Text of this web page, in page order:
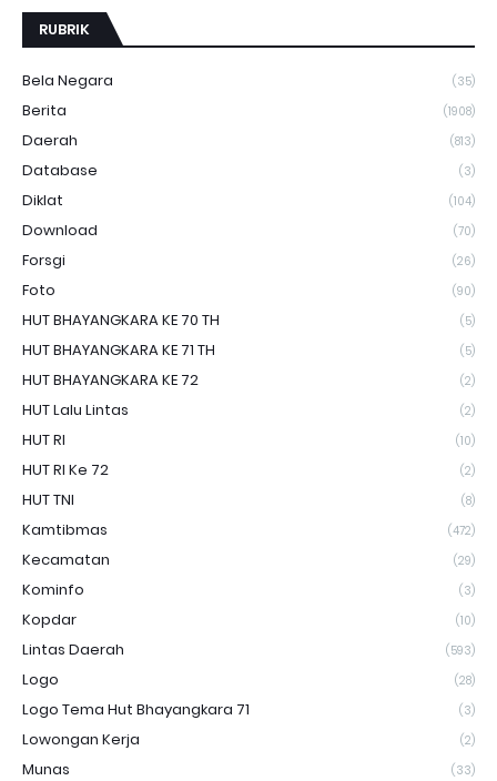
RUBRIK
Bela Negara (35)
Berita (1908)
Daerah (813)
Database (3)
Diklat (104)
Download (70)
Forsgi (26)
Foto (90)
HUT BHAYANGKARA KE 70 TH (5)
HUT BHAYANGKARA KE 71 TH (5)
HUT BHAYANGKARA KE 72 (2)
HUT Lalu Lintas (2)
HUT RI (10)
HUT RI Ke 72 (2)
HUT TNI (8)
Kamtibmas (472)
Kecamatan (29)
Kominfo (3)
Kopdar (10)
Lintas Daerah (593)
Logo (28)
Logo Tema Hut Bhayangkara 71 (3)
Lowongan Kerja (2)
Munas (33)